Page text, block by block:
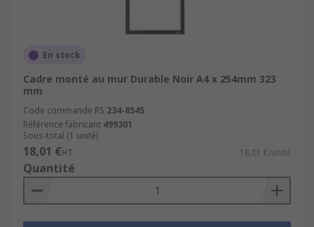
En stock
Cadre monté au mur Durable Noir A4 x 254mm 323
mm
Code commande RS 234-8545
Référence fabricant 499301
Sous-total (1 unité)
18,01 €HT 18,01 €/unité
Quantité